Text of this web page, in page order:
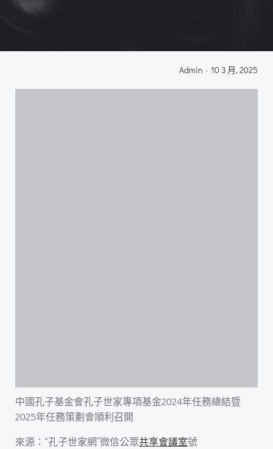
Admin - 10 3 月, 2025
中國孔子基金會孔子世家專項基金2024年任務總結暨
2025年任務策劃會順利召開
來源：“孔子世家網”微信公眾共享會議室號